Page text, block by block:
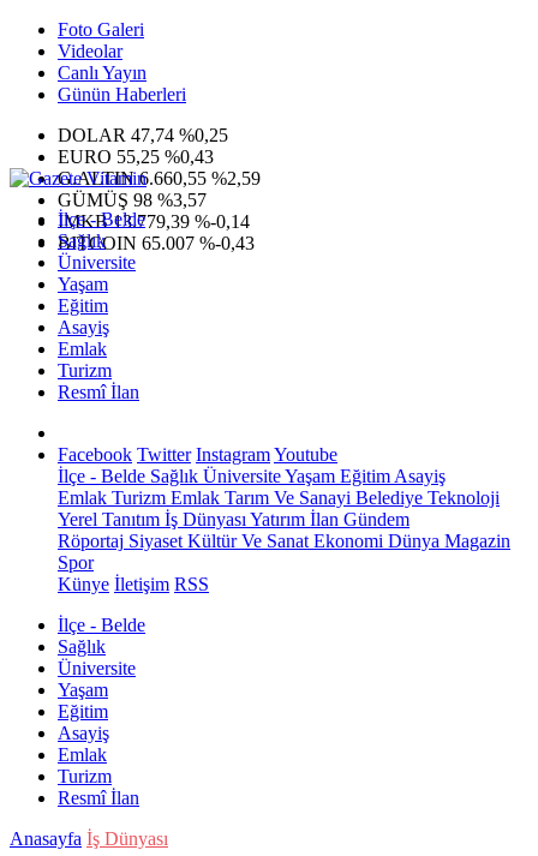
Foto Galeri
Videolar
Canlı Yayın
Günün Haberleri
DOLAR 47,74 %0,25
EURO 55,25 %0,43
G.ALTIN6.660,55 %2,59
GÜMÜŞ 98 %3,57
IMKB13.779,39 %-0,14
BITCOIN 65.007 %-0,43
İlçe - Belde
Sağlık
Üniversite
Yaşam
Eğitim
Asayiş
Emlak
Turizm
Resmî İlan
Facebook Twitter InstagramYoutube
İlçe - Belde Sağlık ÜniversiteYaşam Eğitim Asayiş
Emlak Turizm Emlak Tarım Ve Sanayi Belediye Teknoloji
Yerel Tanıtım İş Dünyası Yatırım İlan Gündem
Röportaj Siyaset Kültür Ve Sanat Ekonomi Dünya Magazin
Spor
Künye İletişim RSS
İlçe - Belde
Sağlık
Üniversite
Yaşam
Eğitim
Asayiş
Emlak
Turizm
Resmî İlan
Anasayfa İş Dünyası